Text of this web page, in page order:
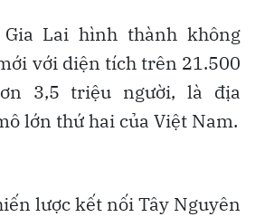
Lai hình thành không
với diện tích trên 21.500
3,5 triệu người, là địa
lớn thứ hai của Việt Nam.
lược kết nối Tây Nguyên